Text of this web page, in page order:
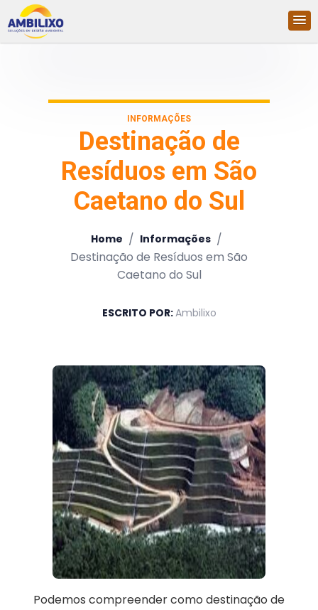
INFORMAÇÕES
Destinação de
Resíduos em São
Caetano do Sul
Home / Informações /
Destinação de Resíduos em São
Caetano do Sul
ESCRITO POR:Ambilixo
Podemos compreender como destinação de